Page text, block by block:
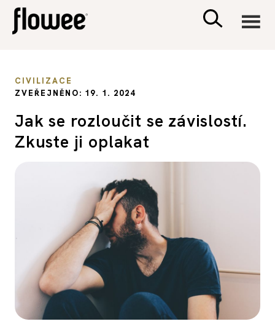
PSYCHOLOGIE
RODINA A DĚTI
SEX A VZTAHY
PORADNA
CIVILIZACE
ZVEŘEJNĚNO: 19. 1. 2024
Jak se rozloučit se závislostí.
Zkuste ji oplakat